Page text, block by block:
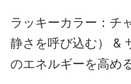
ラッキーカラー：チ
静さを呼び込む） &
のエネルギーを高める